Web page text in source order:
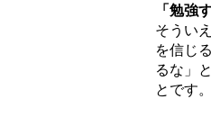
「勉強
そうい
を信じ
るな」
とです。